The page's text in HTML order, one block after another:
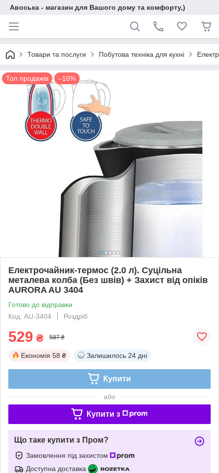
Авоська - магазин для Вашого дому та комфорту,)
Товари та послуги Побутова техніка для кухні
Топ продажів –10%
Електрочайник-термос (2.0 л). Суцільна
металева колба (Без швів) + Захист від опіків
AURORA AU 3404
Готово до відправки
Код: AU-3404
Роздріб
529 ₴ 587 ₴
Економія 58 ₴ Залишилось 24 дні
Купити
або
Купити з
Що таке купити з Пром?
Замовлення під захистом
Доступна доставка